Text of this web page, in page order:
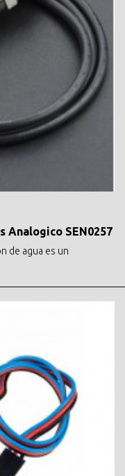
Analogico SEN0257
de agua es un